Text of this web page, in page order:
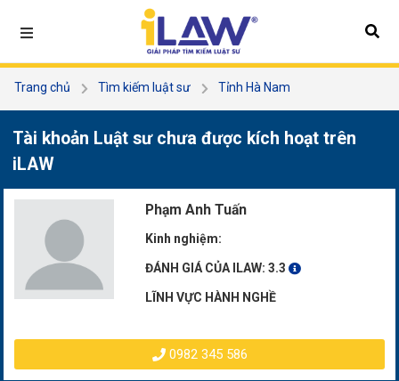
Trang chủ Tìm kiếm luật sư
Tỉnh Hà Nam
Tài khoản Luật sư chưa được kích hoạt trên
iLAW
Phạm Anh Tuấn
Kinh nghiệm:
ĐÁNH GIÁ CỦA ILAW: 3.3
LĨNH VỰC HÀNH NGHỀ
0982 345 586